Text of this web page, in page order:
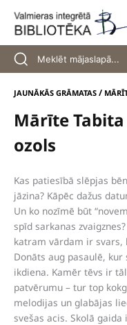
content
JAUNĀKĀS GRĀMATAS /
Mārīte
ozols
Kas patiesībā slēpjas
jāzina? Kāpēc dažus
Un ko nozīmē būt
spīd sarkanas
katram vārdam ir svars,
Donāts aug pasaulē,
ikdiena. Kamēr tēvs ir
patvērumu – tur top
melodijas un glabājas
svešas acis. Skolā